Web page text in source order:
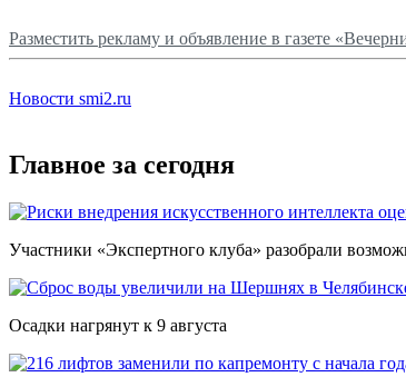
Разместить рекламу и объявление в газете
Новости smi2.ru
Главное за сегодня
Участники «Экспертного клуба» разобрали
Осадки нагрянут к 9 августа